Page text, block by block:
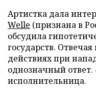
Артистка дала
Welle (признана в
обсудила
государств.
действиях при
однозначный ответ.
исполнительница.